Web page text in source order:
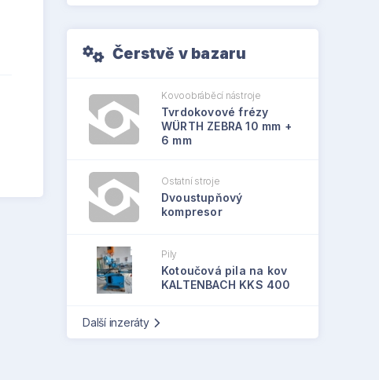
Čerstvě v bazaru
Kovoobráběcí nástroje
Tvrdokovové frézy
WÜRTH ZEBRA 10 mm +
6 mm
Ostatní stroje
Dvoustupňový
kompresor
Pily
Kotoučová pila na kov
KALTENBACH KKS 400
Další inzeráty